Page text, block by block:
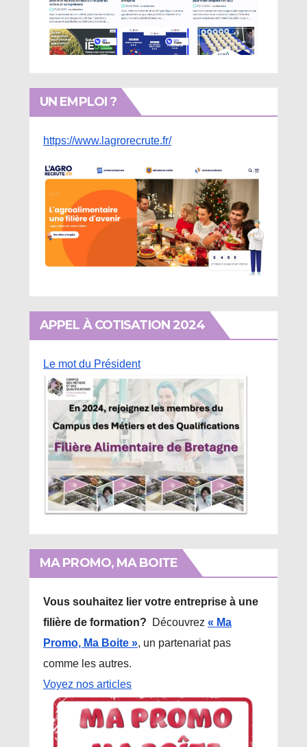
UN EMPLOI ?
https://www.lagrorecrute.fr/
APPEL À COTISATION 2024
Le mot du Président
MA PROMO, MA BOITE
Vous souhaitez lier votre entreprise à une
filière de formation?
Découvrez « Ma
Promo, Ma Boite », un partenariat pas
comme les autres.
Voyez nos articles